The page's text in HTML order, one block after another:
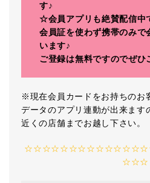
す♪
☆会員アプリも絶賛配信中
会員証を使わず携帯のみで
います♪
ご登録は無料ですのでぜ
※現在会員カードをお持ちのお
データのアプリ連動が出来ます
近くの店舗までお越し下さい。
☆☆☆